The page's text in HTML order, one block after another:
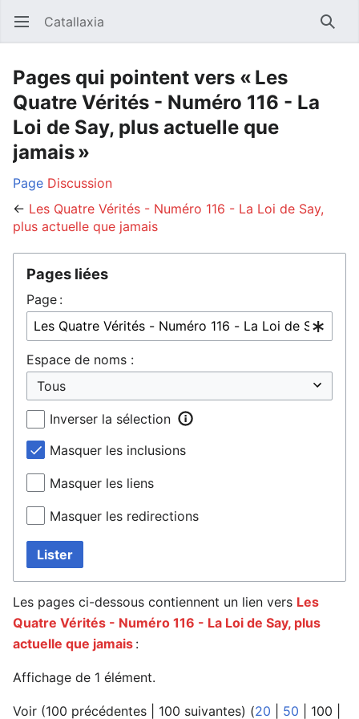
Ouvrir le menu principal Catallaxia
Pages qui pointent vers « Les
Quatre Vérités - Numéro 116 - La
Loi de Say, plus actuelle que
jamais »
Page Discussion
← Les Quatre Vérités - Numéro 116 - La Loi de Say,
plus actuelle que jamais
Pages liées
Page :
Espace de noms :
Inverser la sélection
Masquer les inclusions
Masquer les liens
Masquer les redirections
Lister
Les pages ci-dessous contiennent un lien vers Les
Quatre Vérités - Numéro 116 - La Loi de Say, plus
actuelle que jamais :
Affichage de 1 élément.
Voir (100 précédentes 100 suivantes) (20 50 100